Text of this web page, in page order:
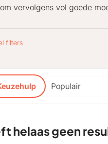
vervolgens vol goede
filters
helaas geen